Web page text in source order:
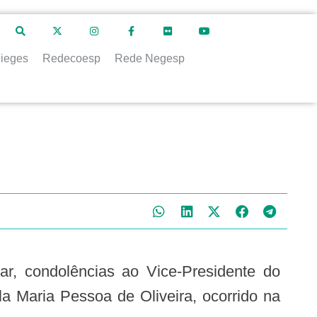
Redecoesp Rede Negesp
Maria Pessoa de Oliveira, ocorrido na